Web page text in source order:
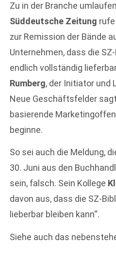
Zu in der Branche
Süddeutsche Zeitung
zur Remission der Bände
Unternehmen, dass die
endlich vollständig
Rumberg, der Initiator und
Neue Geschäftsfelder
basierende
beginne.
So sei auch die Meldung,
30. Juni aus den
sein, falsch. Sein Kollege
davon aus, dass die SZ-
lieberbar bleiben kann“.
Siehe auch das